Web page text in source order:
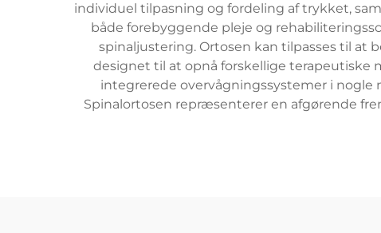
individuel tilpasning og fordeling af trykket,
både forebyggende pleje og
spinaljustering. Ortosen kan tilpasses til at
designet til at opnå forskellige terapeutiske
integrerede overvågningssystemer i
Spinalortosen repræsenterer en afgørende